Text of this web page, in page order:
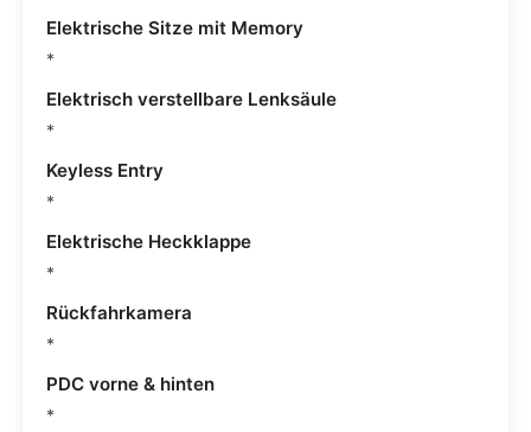
Elektrische Sitze mit Memory
*
Elektrisch verstellbare Lenksäule
*
Keyless Entry
*
Elektrische Heckklappe
*
Rückfahrkamera
*
PDC vorne & hinten
*